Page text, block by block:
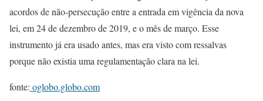
acordos de não-persecução entre a entrada em vigência da nova
lei, em 24 de dezembro de 2019, e o mês de março. Esse
instrumento já era usado antes, mas era visto com ressalvas
porque não existia uma regulamentação clara na lei.
fonte: oglobo.globo.com